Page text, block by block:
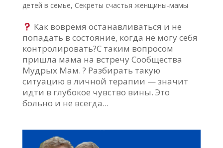
детей в семье, Секреты счастья женщины-мамы
Как вовремя останавливаться и не
попадать в состояние, когда не могу себя
контролировать?С таким вопросом
пришла мама на встречу Сообщества
Мудрых Мам. ? Разбирать такую
ситуацию в личной терапии — значит
идти в глубокое чувство вины. Это
больно и не всегда...